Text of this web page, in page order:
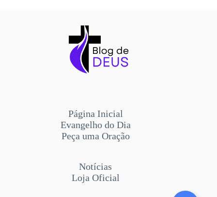
Página Inicial
Evangelho do Dia
Peça uma Oração
Notícias
Loja Oficial